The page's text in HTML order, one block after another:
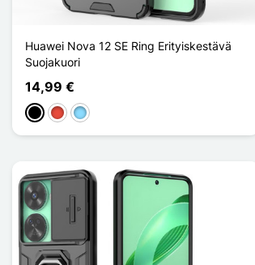
Huawei Nova 12 SE Ring Erityiskestävä
Suojakuori
14,99 €
MustaPunainenBleu Clair